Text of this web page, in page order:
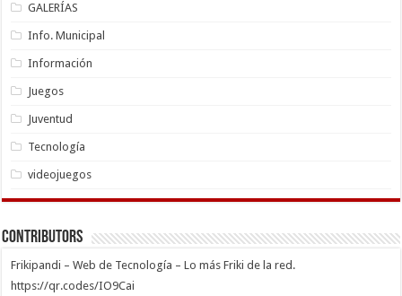
GALERÍAS
Info. Municipal
Información
Juegos
Juventud
Tecnología
videojuegos
Contributors
Frikipandi – Web de Tecnología – Lo más Friki de la red.
https://qr.codes/IO9Cai